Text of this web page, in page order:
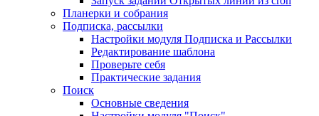
Планерки и собрания
Подписка, рассылки
Настройки модуля Подписка и Рассылки
Редактирование шаблона
Проверьте себя
Практические задания
Поиск
Основные сведения